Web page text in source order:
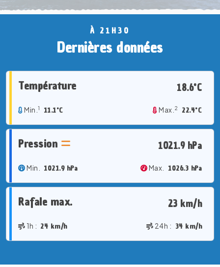
À 21H30
Dernières données
Température 18.6°C
Min. 1 11.1°C Max. 2 22.4°C
Pression 1021.9 hPa
Min. 1021.9 hPa Max. 1026.3 hPa
Rafale max. 23 km/h
1h : 24 km/h 24h : 34 km/h